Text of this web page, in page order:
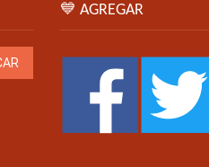
💙 AGREGAR